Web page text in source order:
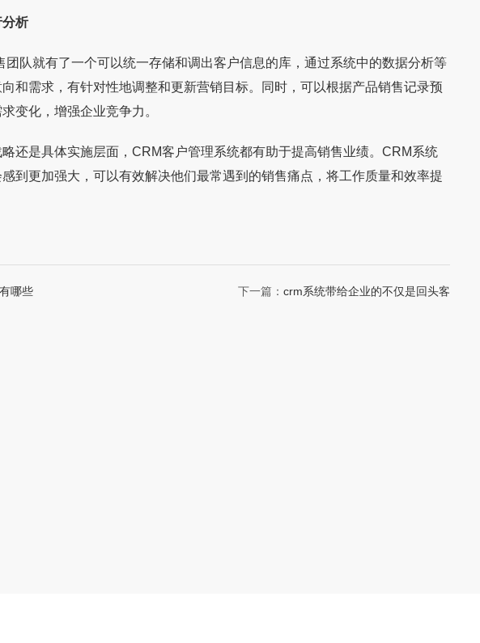
析
就有了一个可以统一存储和调出客户信息的库，通过系统中的数据分析等
和需求，有针对性地调整和更新营销目标。同时，可以根据产品销售记录预
变化，增强企业竞争力。
是具体实施层面，CRM客户管理系统都有助于提高销售业绩。CRM系统
到更加强大，可以有效解决他们最常遇到的销售痛点，将工作质量和效率提
哪些 下一篇： crm系统带给企业的不仅是回头客
【家具数字化案例】戎马家具重磅引入永
拓数字CRM+ERP系统
戎马家具 戎马家具自2006年起深耕软体家具
品牌。企业坐拥12万平方米现代化制造基地，
拥有超
【精品】【家具数字化案例】百能家居×永
集设计、研发、生产、销售于一体，产品线已
从橱柜